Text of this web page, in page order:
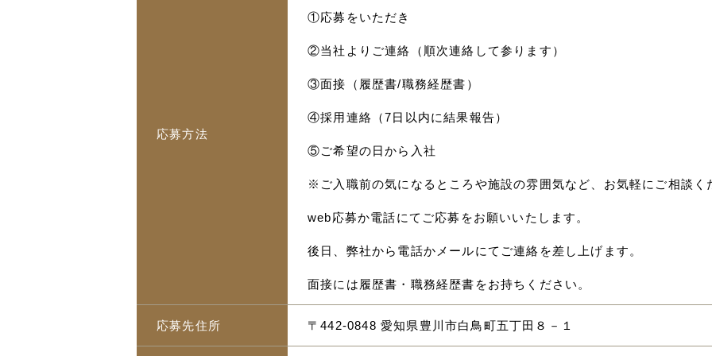
応募方法
①応募をいただき
②当社よりご連絡（順次連絡して参ります）
③面接（履歴書/職務経歴書）
④採用連絡（7日以内に結果報告）
⑤ご希望の日から入社
※ご入職前の気になるところや施設の雰囲気など、お気軽にご相談く
web応募か電話にてご応募をお願いいたします。
後日、弊社から電話かメールにてご連絡を差し上げます。
面接には履歴書・職務経歴書をお持ちください。
応募先住所 〒442-0848 愛知県豊川市白鳥町五丁田８－１